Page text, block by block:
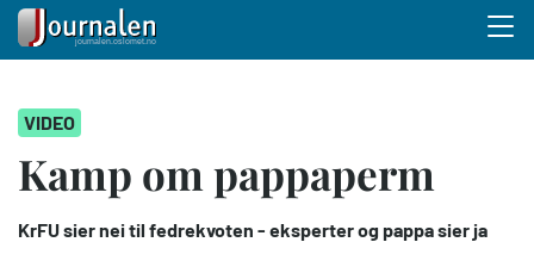
hovedinnhold
VIDEO
Kamp om pappaperm
KrFU sier nei til fedrekvoten - eksperter og pappa sier ja